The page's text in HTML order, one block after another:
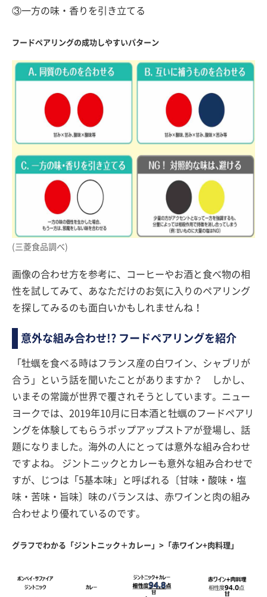
③一方の味・香りを引き立てる
フードペアリングの成功しやすいパターン
(三菱食品調べ)
画像の合わせ方を参考に、コーヒーやお酒と食べ物の相
性を試してみて、あなただけのお気に入りのペアリング
を探してみるのも面白いかもしれませんね！
意外な組み合わせ!? フードペアリングを紹介
「牡蠣を食べる時はフランス産の白ワイン、シャブリが
合う」という話を聞いたことがありますか？ しかし、
いまその常識が世界で覆されそうとしています。ニュー
ヨークでは、2019年10月に日本酒と牡蠣のフードペアリ
ングを体験してもらうポップアップストアが登場し、話
題になりました。海外の人にとっては意外な組み合わせ
ですよね。 ジントニックとカレーも意外な組み合わせで
すが、じつは「5基本味」と呼ばれる〔甘味・酸味・塩
味・苦味・旨味〕味のバランスは、赤ワインと肉の組み
合わせより優れているのです。
グラフでわかる「ジントニック＋カレー」>「赤ワイン+肉料理」